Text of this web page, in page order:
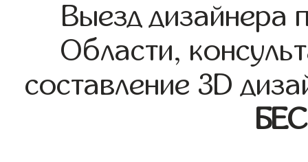
Выезд дизайнера
Области,
составление 3D